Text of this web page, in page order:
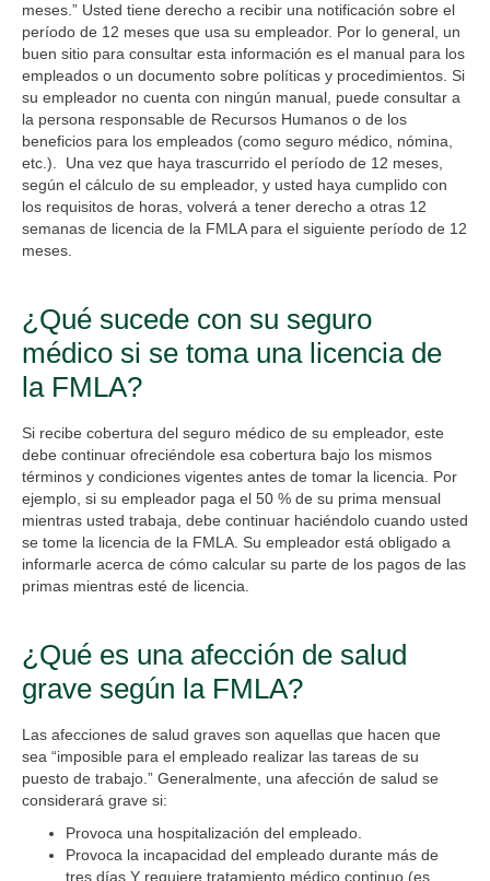
meses.” Usted tiene derecho a recibir una notificación sobre el
período de 12 meses que usa su empleador. Por lo general, un
buen sitio para consultar esta información es el manual para los
empleados o un documento sobre políticas y procedimientos. Si
su empleador no cuenta con ningún manual, puede consultar a
la persona responsable de Recursos Humanos o de los
beneficios para los empleados (como seguro médico, nómina,
etc.). Una vez que haya trascurrido el período de 12 meses,
según el cálculo de su empleador, y usted haya cumplido con
los requisitos de horas, volverá a tener derecho a otras 12
semanas de licencia de la FMLA para el siguiente período de 12
meses.
¿Qué sucede con su seguro
médico si se toma una licencia de
la FMLA?
Si recibe cobertura del seguro médico de su empleador, este
debe continuar ofreciéndole esa cobertura bajo los mismos
términos y condiciones vigentes antes de tomar la licencia. Por
ejemplo, si su empleador paga el 50 % de su prima mensual
mientras usted trabaja, debe continuar haciéndolo cuando usted
se tome la licencia de la FMLA. Su empleador está obligado a
informarle acerca de cómo calcular su parte de los pagos de las
primas mientras esté de licencia.
¿Qué es una afección de salud
grave según la FMLA?
Las afecciones de salud graves son aquellas que hacen que
sea “imposible para el empleado realizar las tareas de su
puesto de trabajo.” Generalmente, una afección de salud se
considerará grave si:
Provoca una hospitalización del empleado.
Provoca la incapacidad del empleado durante más de
tres días Y requiere tratamiento médico continuo (es